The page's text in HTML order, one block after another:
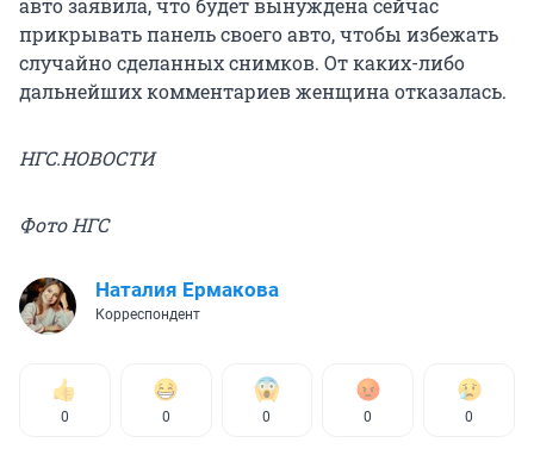
авто заявила, что будет вынуждена сейчас
прикрывать панель своего авто, чтобы избежать
случайно сделанных снимков. От каких-либо
дальнейших комментариев женщина отказалась.
НГС.НОВОСТИ
Фото НГС
Наталия Ермакова
Корреспондент
0 0 0 0 0